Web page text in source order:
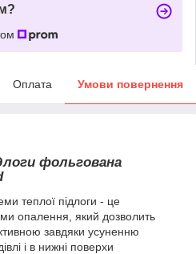
Оплата Умови повернення
фольгована
теплої підлоги - це
опалення, який дозволить
завдяки усуненню
і в нижні поверхи